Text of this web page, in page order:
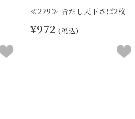
≪279≫ 旨だし天下さば2枚
¥972 (税込)